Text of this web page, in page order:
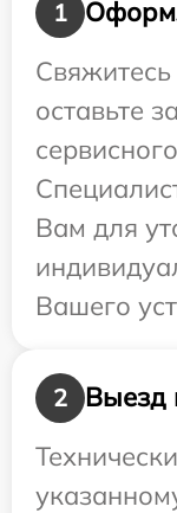
1
оставьте
Вам для
Вашего
2
Выезд